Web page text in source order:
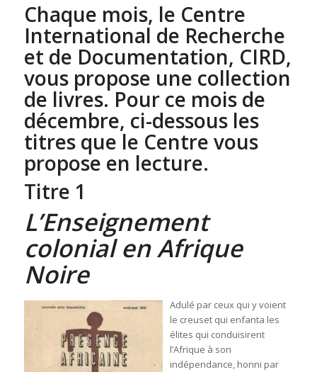
Chaque mois, le Centre
International de Recherche
et de Documentation, CIRD,
vous propose une collection
de livres. Pour ce mois de
décembre, ci-dessous les
titres que le Centre vous
propose en lecture.
Titre 1
L’Enseignement
colonial en Afrique
Noire
Adulé par ceux qui y voient
le creuset qui enfanta les
élites qui conduisirent
l’Afrique à son
indépendance, honni par